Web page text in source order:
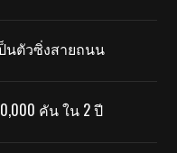
เป็นตัวซิ่งสายถนน
คัน ใน 2 ปี